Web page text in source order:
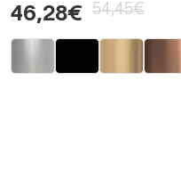
46,28€ 54,45€